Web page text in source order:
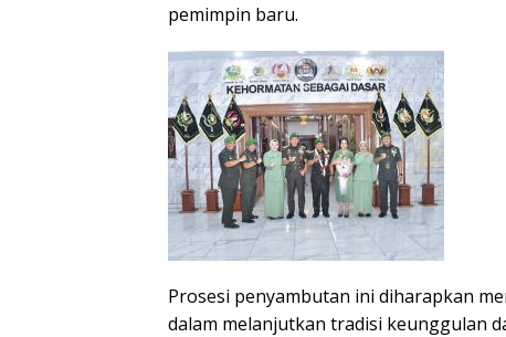
pemimpin baru.
Prosesi penyambutan ini diharapkan
dalam melanjutkan tradisi keunggulan